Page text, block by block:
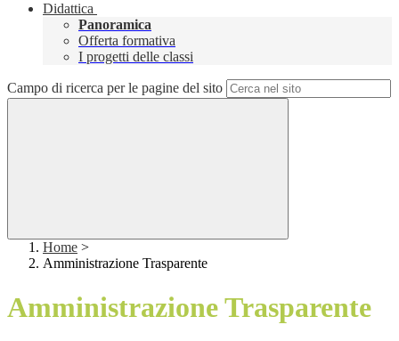
Didattica
Panoramica
Offerta formativa
I progetti delle classi
Campo di ricerca per le pagine del sito
Home >
Amministrazione Trasparente
Amministrazione Trasparente